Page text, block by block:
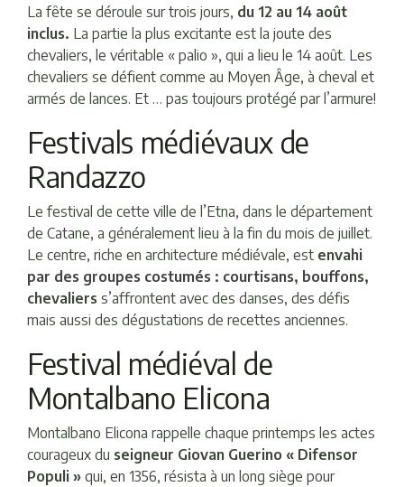
La fête se déroule sur trois jours, du 12 au 14 août
inclus. La partie la plus excitante est la joute des
chevaliers, le véritable « palio », qui a lieu le 14 août. Les
chevaliers se défient comme au Moyen Âge, à cheval et
armés de lances. Et … pas toujours protégé par l’armure!
Festivals médiévaux de
Randazzo
Le festival de cette ville de l’Etna, dans le département
de Catane, a généralement lieu à la fin du mois de juillet.
Le centre, riche en architecture médiévale, est envahi
par des groupes costumés : courtisans, bouffons,
chevaliers s’affrontent avec des danses, des défis
mais aussi des dégustations de recettes anciennes.
Festival médiéval de
Montalbano Elicona
Montalbano Elicona rappelle chaque printemps les actes
courageux du seigneur Giovan Guerino « Difensor
Populi » qui, en 1356, résista à un long siège pour